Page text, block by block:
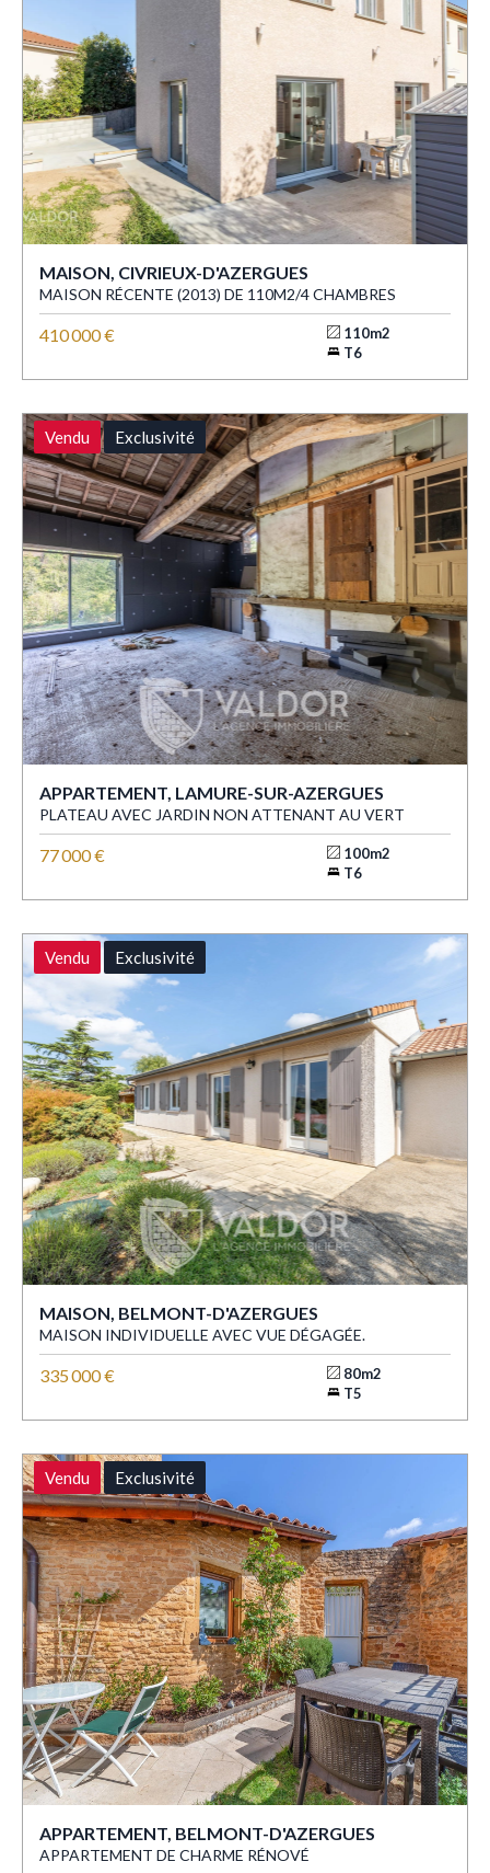
MAISON, CIVRIEUX-D'AZERGUES
MAISON RÉCENTE (2013) DE 110M2/4 CHAMBRES
410 000 €
110m2
T6
Vendu Exclusivité
APPARTEMENT, LAMURE-SUR-AZERGUES
PLATEAU AVEC JARDIN NON ATTENANT AU VERT
77 000 €
100m2
T6
Vendu Exclusivité
MAISON, BELMONT-D'AZERGUES
MAISON INDIVIDUELLE AVEC VUE DÉGAGÉE.
335 000 €
80m2
T5
Vendu Exclusivité
APPARTEMENT, BELMONT-D'AZERGUES
APPARTEMENT DE CHARME RÉNOVÉ